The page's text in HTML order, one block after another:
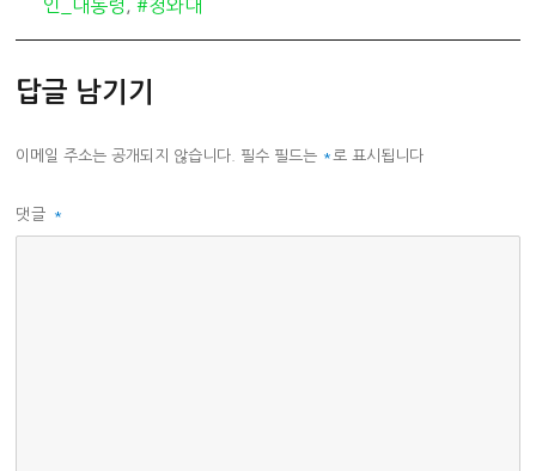
인_대통령
,#청와대
답글 남기기
이메일 주소는 공개되지 않습니다. 필수 필드는 *로 표시됩니다
댓글 *